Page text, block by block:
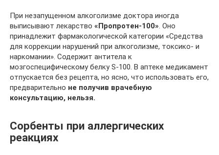
При незапущенном алкоголизме доктора иногда
выписывают лекарство «Пропротен-100». Оно
принадлежит фармакологической категории «Средства
для коррекции нарушений при алкоголизме, токсико- и
наркомании». Содержит антитела к
мозгоспецифическому белку S-100. В аптеке медикамент
отпускается без рецепта, но ясно, что использовать его,
предварительно не получив врачебную
консультацию, нельзя.
Сорбенты при аллергических
реакциях